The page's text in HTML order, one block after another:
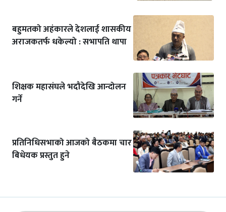
बहुमतको अहंकारले देशलाई शासकीय
अराजकतर्फ धकेल्यो : सभापति थापा
शिक्षक महासंघले भदौदेखि आन्दोलन
गर्ने
प्रतिनिधिसभाको आजको बैठकमा चार
बिधेयक प्रस्तुत हुने